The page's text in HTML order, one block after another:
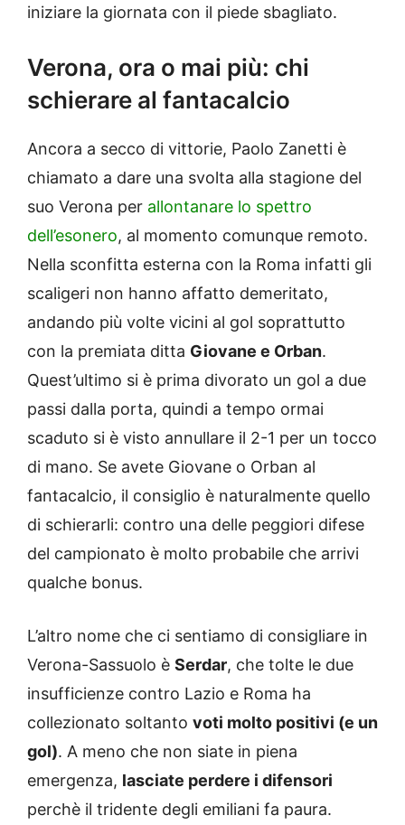
iniziare la giornata con il piede sbagliato.
Verona, ora o mai più: chi
schierare al fantacalcio
Ancora a secco di vittorie, Paolo Zanetti è
chiamato a dare una svolta alla stagione del
suo Verona per allontanare lo spettro
dell’esonero, al momento comunque remoto.
Nella sconfitta esterna con la Roma infatti gli
scaligeri non hanno affatto demeritato,
andando più volte vicini al gol soprattutto
con la premiata ditta Giovane e Orban.
Quest’ultimo si è prima divorato un gol a due
passi dalla porta, quindi a tempo ormai
scaduto si è visto annullare il 2-1 per un tocco
di mano. Se avete Giovane o Orban al
fantacalcio, il consiglio è naturalmente quello
di schierarli: contro una delle peggiori difese
del campionato è molto probabile che arrivi
qualche bonus.
L’altro nome che ci sentiamo di consigliare in
Verona-Sassuolo è Serdar, che tolte le due
insufficienze contro Lazio e Roma ha
collezionato soltanto voti molto positivi (e un
gol). A meno che non siate in piena
emergenza, lasciate perdere i difensori
perchè il tridente degli emiliani fa paura.